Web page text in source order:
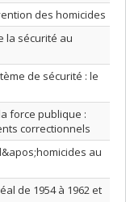
des homicides
la sécurité au
de sécurité : le
force publique :
correctionnels
au
de 1954 à 1962 et